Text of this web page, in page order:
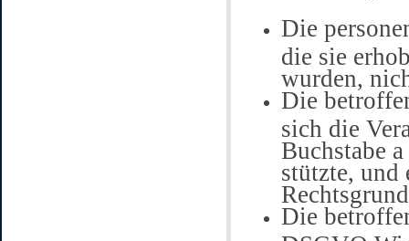
Die
die sie
wurden,
Die
sich die
Buchstabe
stützte, und
Die